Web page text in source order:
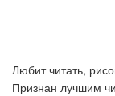
Любит читать,
Признан лучшим